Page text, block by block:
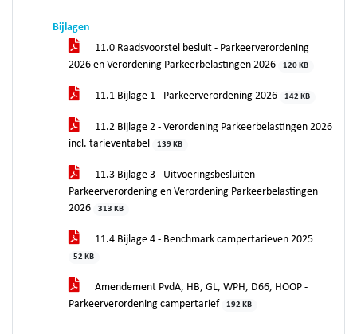
Bijlagen
11.0 Raadsvoorstel besluit - Parkeerverordening
2026 en Verordening Parkeerbelastingen 2026
120 KB
11.1 Bijlage 1 - Parkeerverordening 2026 142 KB
11.2 Bijlage 2 - Verordening Parkeerbelastingen 2026
incl. tarieventabel
139 KB
11.3 Bijlage 3 - Uitvoeringsbesluiten
Parkeerverordening en Verordening Parkeerbelastingen
2026
313 KB
11.4 Bijlage 4 - Benchmark campertarieven 2025
52 KB
Amendement PvdA, HB, GL, WPH, D66, HOOP -
Parkeerverordening campertarief
192 KB